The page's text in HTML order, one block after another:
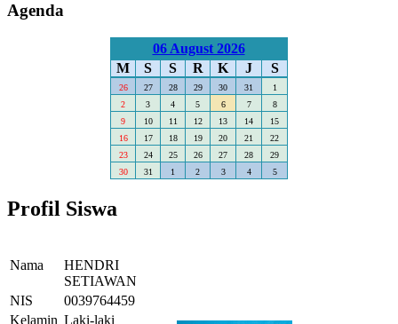
Agenda
06 August 2026
M
S S R K J S
26 27 28 29 30 31
1
2
3 4 5 6 7
8
9
10 11 12 13 14
15
16
17 18 19 20 21
22
23
24 25 26 27 28
29
30
31 1 2 3 4 5
Profil Siswa
Nama
HENDRI
SETIAWAN
NIS
0039764459
Kelamin Laki-laki